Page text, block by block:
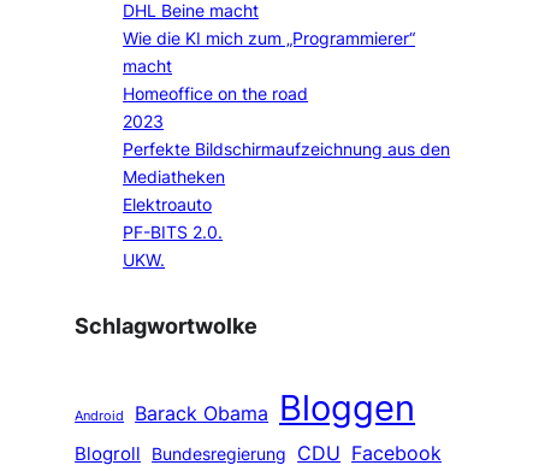
DHL Beine macht
Wie die KI mich zum „Programmierer“
macht
Homeoffice on the road
2023
Perfekte Bildschirmaufzeichnung aus den
Mediatheken
Elektroauto
PF-BITS 2.0.
UKW.
Schlagwortwolke
Android Barack Obama Bloggen
Blogroll Bundesregierung CDU Facebook